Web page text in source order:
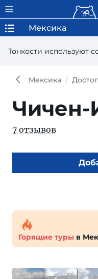
Тонкости используют
Мексика
Мексика
Чичен-
7 отзывов
Горящие туры в